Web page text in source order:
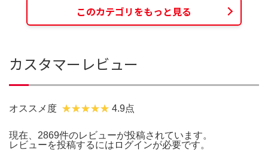
このカテゴリをもっと見る
カスタマーレビュー
オススメ度 4.9点
現在、2869件のレビューが投稿されています。
レビューを投稿するには ログインが必要です。